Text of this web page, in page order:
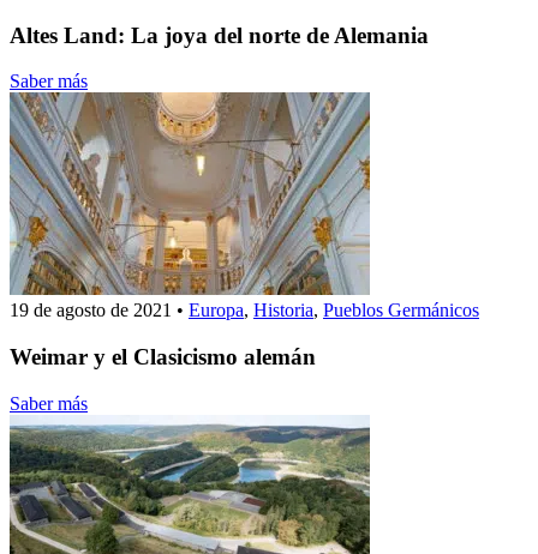
Altes Land: La joya del norte de Alemania
Saber más
19 de agosto de 2021 • Europa, Historia, Pueblos Germánicos
Weimar y el Clasicismo alemán
Saber más